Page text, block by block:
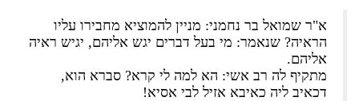
א"ר שמואל בר נחמני: מניין להמוציא מחבירו עליו
הראיה? שנאמר: מי בעל דברים יגש אליהם, יגיש ראיה
אליהם.
מתקיף לה רב אשי: הא למה לי קרא? סברא הוא,
דכאיב ליה כאיבא אזיל לבי אסיא!